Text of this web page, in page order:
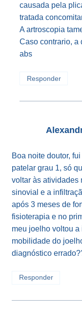
causada pela
tratada
A artroscopia
Caso contrario, a
abs
Responder
Boa noite doutor,
patelar grau 1, só
voltar às atividades
sinovial e a
após 3 meses de
fisioterapia e no
meu joelho voltou a
mobilidade do
diagnóstico
Responder